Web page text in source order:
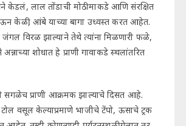
केडलं, लाल तोंडाची मोठी माकडे आणि संरक्षित
केळी, आंबे याच्या बागा उध्वस्त करत आहेत.
विरळ झाल्याने तेथे त्यांना मिळणारी फळे,
शोधात हे प्राणी गावाकडे स्थलांतरित
सगळेच प्राणी आक्रमक झाल्याचे दिसत आहे.
टोल वसूल केल्याप्रमाणे भाजीचे टेंपो, ऊसाचे ट्रक